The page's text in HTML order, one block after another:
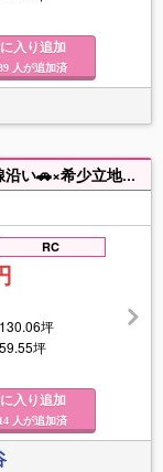
入り追加
人が追加済
【店舗付住宅×海沿い🌊】恩納村冨着｜58号線沿い🚗×希少立地🌴🌺 恩納村冨着、国道58号線沿い🚗×海沿い🌊の希少な立地🌴🌺に店舗付き住宅が登場！🌟観光需要の高いエリアで、視認性・集客力ともに期待できる物件です★海を間近に感じられるロケーションは、店舗運営や宿泊事業など多様な用途に対応可能🙆‍♀️💫居住スペースも備えており、「住む×働く」を同時に実現できます☆彡沖縄でも数少ない海沿い🌊×幹線道路沿い🚗の条件を兼ね備えた希少性の高い一棟！事業用・投資用としても大きなポテンシャルを持つ物件です！詳細はお気軽にお問い合わせください♪♪担当：タマキ（080-7384-9400）
RC
坪
坪
入り追加
14人が追加済